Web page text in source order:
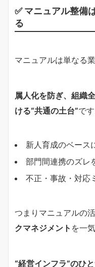
✅ マニュアル整備
る
マニュアルは単なる
属人化を防ぎ、組織
ける“共通の土台”です
新人育成のベース
部門間連携のズレ
不正・事故・対応
つまりマニュアルの活
クマネジメント を一
“経営インフラ”のひ